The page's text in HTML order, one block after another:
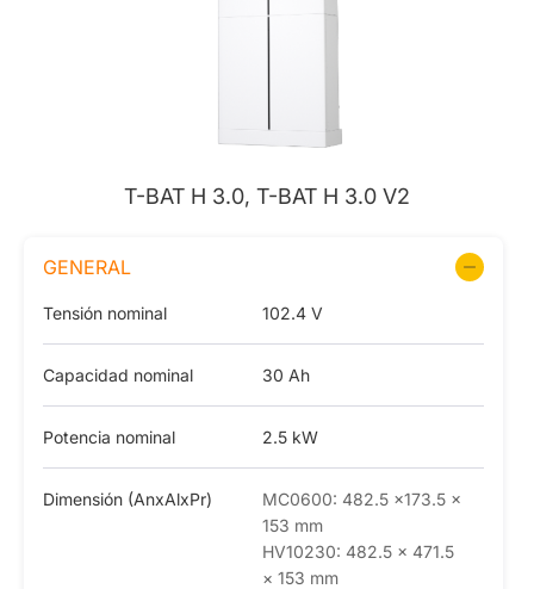
T-BAT H 3.0, T-BAT H 3.0 V2
GENERAL
Tensión nominal 102.4 V
Capacidad nominal 30 Ah
Potencia nominal 2.5 kW
Dimensión (AnxAlxPr)
MC0600: 482.5 ×173.5 ×
153 mm
HV10230: 482.5 × 471.5
× 153 mm